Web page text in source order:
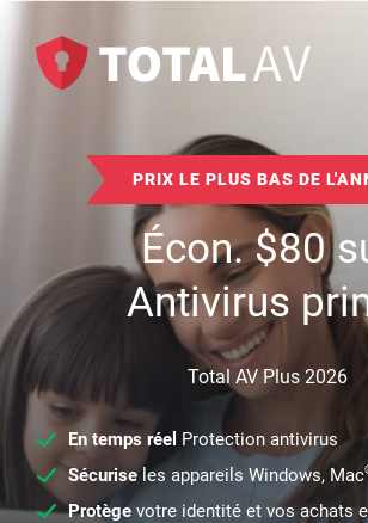
PRIX LE PLUS BAS DE
Écon.$80
Antivirus
Total AV Plus 2026
En temps réel Protection antivirus
Sécuriseles appareils Windows, Mac
Protège votre identité et vos achats